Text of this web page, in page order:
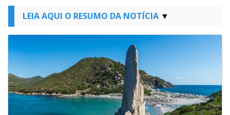
LEIA AQUI O RESUMO DA NOTÍCIA